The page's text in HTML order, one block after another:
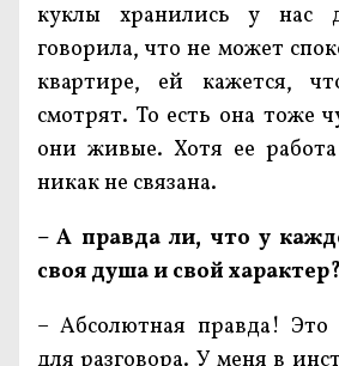
куклы хранились у нас
говорила, что не может
квартире, ей кажется,
смотрят. То есть она тоже
они живые. Хотя ее
никак не связана.
– А правда ли, что у
своя душа и свой характер?
– Абсолютная правда!